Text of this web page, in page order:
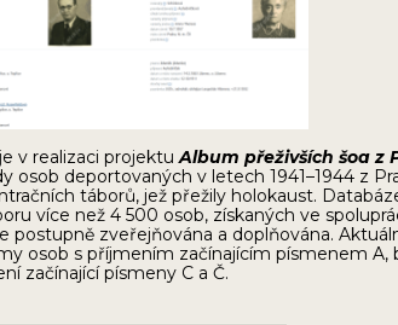
v realizaci projektuAlbum přeživších šoa z
osob deportovaných v letech 1941–1944 z
táborů, jež přežily holokaust.
více než 4 500 osob, získaných ve
postupně zveřejňována a doplňována.
osob s příjmením začínajícím písmenem A,
začínající písmeny C a Č.